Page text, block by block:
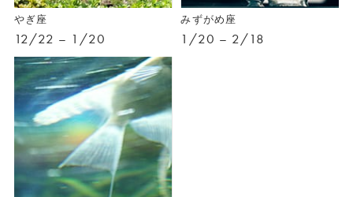
やぎ座
12/22 – 1/20
みずがめ座
1/20 – 2/18